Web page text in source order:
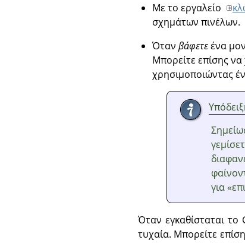
Με το εργαλείο
σχημάτων πινέλων.
Όταν βάφετεένα
Μπορείτε επίσης
χρησιμοποιώντας
για «
Όταν εγκαθίσταται το
τυχαία. Μπορείτε